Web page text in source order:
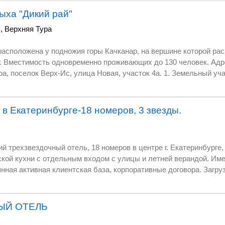
"Дикий рай"
, Верхняя Тура
которой расположен Буддийский
(нежилой дом), площадь: 33,1 кв.м.,
глубина: 75 м., оборудована
Екатеринбурге-18 номеров, 3 звезды.
г. Екатеринбурге, площадью 916 кв.м. с
Загрузка 80-90%. В 2017 году
ОТЕЛЬ